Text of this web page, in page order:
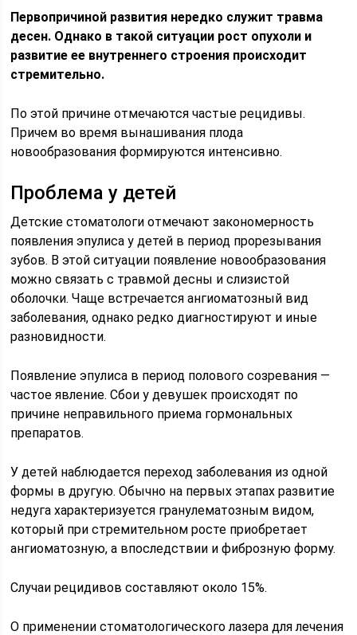
Первопричиной развития нередко служит травма
десен. Однако в такой ситуации рост опухоли и
развитие ее внутреннего строения происходит
стремительно.
По этой причине отмечаются частые рецидивы.
Причем во время вынашивания плода
новообразования формируются интенсивно.
Проблема у детей
Детские стоматологи отмечают закономерность
появления эпулиса у детей в период прорезывания
зубов. В этой ситуации появление новообразования
можно связать с травмой десны и слизистой
оболочки. Чаще встречается ангиоматозный вид
заболевания, однако редко диагностируют и иные
разновидности.
Появление эпулиса в период полового созревания ―
частое явление. Сбои у девушек происходят по
причине неправильного приема гормональных
препаратов.
У детей наблюдается переход заболевания из одной
формы в другую. Обычно на первых этапах развитие
недуга характеризуется гранулематозным видом,
который при стремительном росте приобретает
ангиоматозную, а впоследствии и фиброзную форму.
Случаи рецидивов составляют около 15%.
О применении стоматологического лазера для лечения